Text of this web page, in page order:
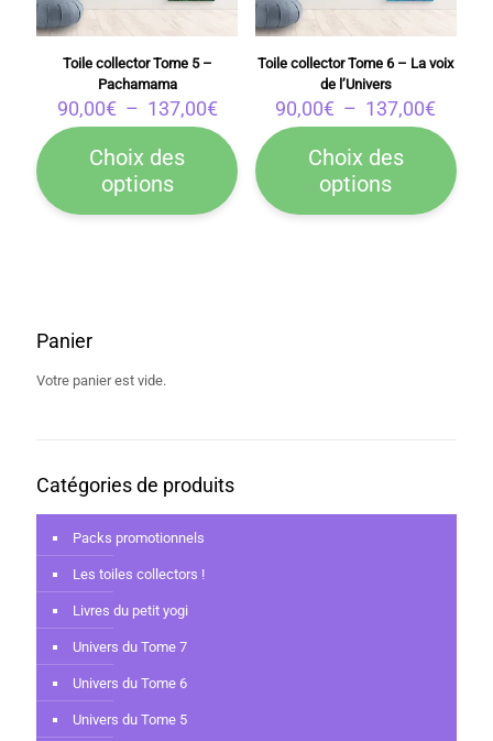
du
produit
du
produit
Toile collector Tome 5 –
Pachamama
90,00€ – 137,00€Plage
de
prix :
90,00€
137,00€
Choix des
options
Ce
produit
être
sur
produit
Toile collector Tome 6 – La voix
de l’Univers
90,00€ – 137,00€
de
prix :
Choix des
options
Ce
produit
Panier
Votre panier est vide.
Catégories de produits
Packs promotionnels
Les toiles collectors !
Livres du petit yogi
Univers du Tome 7
Univers du Tome 6
Univers du Tome 5